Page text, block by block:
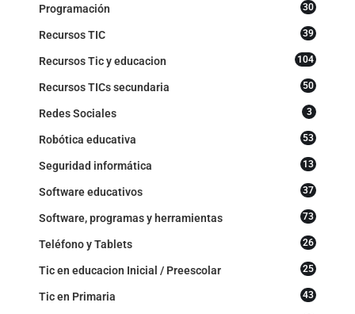
Programación 30
Recursos TIC 39
Recursos Tic y educacion 104
Recursos TICs secundaria 50
Redes Sociales 3
Robótica educativa 53
Seguridad informática 13
Software educativos 37
Software, programas y herramientas 73
Teléfono y Tablets 26
Tic en educacion Inicial / Preescolar 25
Tic en Primaria 43